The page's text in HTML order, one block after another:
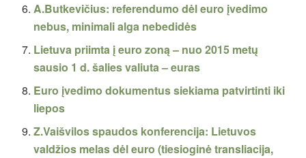
A.Butkevičius: referendumo dėl euro įvedimo
nebus, minimali alga nebedidės
Lietuva priimta į euro zoną – nuo 2015 metų
sausio 1 d. šalies valiuta – euras
Euro įvedimo dokumentus siekiama patvirtinti iki
liepos
Z.Vaišvilos spaudos konferencija: Lietuvos
valdžios melas dėl euro (tiesioginė transliacija,